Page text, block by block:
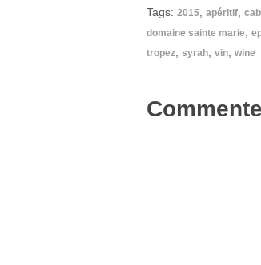
Facebook(ouvre
une
nouvelle
fenêtre)
Twitter(ouvre
dans
une
nouvelle
fenêtre)
dans
une
nouvelle
fenêtre)
Tags: 2015 apéritif
domaine sainte marie
tropez syrah vin wine